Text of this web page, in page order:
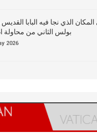
المكان الذي نجا فيه البابا القديس
بولس الثاني من محاولة
2026